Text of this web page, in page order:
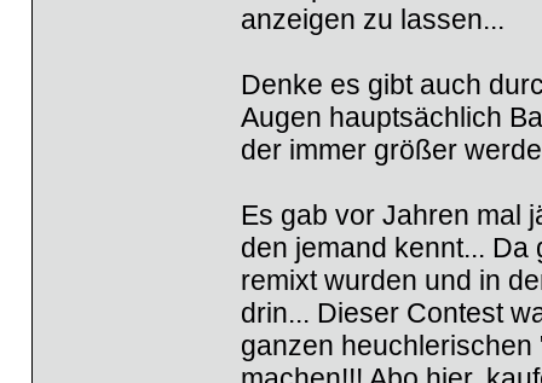
anzeigen zu lassen...
Denke es gibt auch
Augen hauptsächlich
der immer größer
Es gab vor Jahren mal
den jemand kennt...
remixt wurden und in
drin... Dieser Contest
ganzen heuchlerischen